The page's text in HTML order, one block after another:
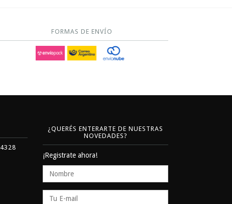
FORMAS DE ENVÍO
¿QUERÉS ENTERARTE DE NUESTRAS
NOVEDADES?
¡Registrate ahora!